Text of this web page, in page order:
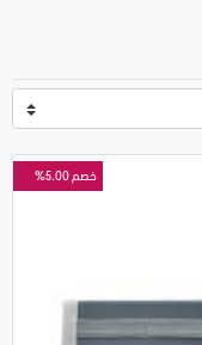
خصم 5.00%